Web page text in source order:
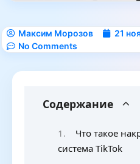
Максим Морозов 21
No Comments
Содержание
Что такое
система TikTok